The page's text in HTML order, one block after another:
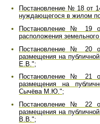
Постановление № 18 от
нуждающегося в жилом
Постановление № 19
расположения
Постановление № 20
размещения на
Е.В.";
Постановление № 21
размещения на
Сычёва М.Ю.";
Постановление № 22
размещения на
В.В.";